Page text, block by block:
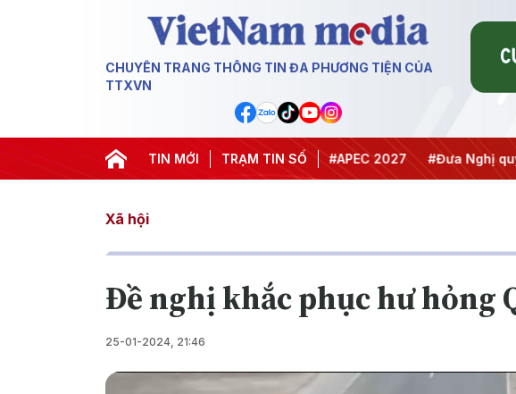
CHUYÊN TRANG THÔNG TIN ĐA PHƯƠNG TIỆN CỦA
TTXVN
TIN MỚI TRẠM TIN SỐ
#Hội nghị Trung ương 3 #APEC 2027 #Đưa Nghị quyết
Xã hội
Đề nghị khắc phục hư hỏng
25-01-2024, 21:46